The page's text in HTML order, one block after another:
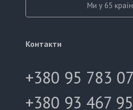
Ми у 65
Контакти
+380 95 783
+380 93 467